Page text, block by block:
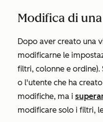
Modifica di
Dopo aver creato una
modificarne le
filtri, colonne e ordine).
o l'utente che ha
modifiche, ma i
modificare solo i filtri,